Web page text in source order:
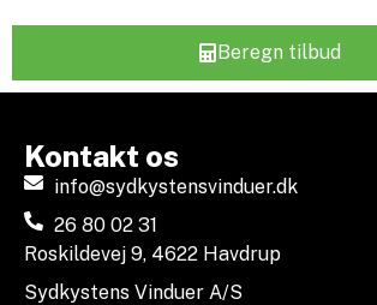
Beregn tilbud
Kontakt os
info@sydkystensvinduer.dk
26 80 02 31
Roskildevej 9, 4622 Havdrup
Sydkystens Vinduer A/S